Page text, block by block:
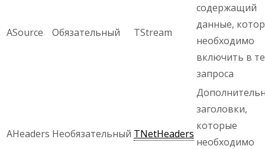
ASource Обязательный TStream
содержащий
данные,
необходимо
включить в
запроса
AHeaders Необязательный TNetHeaders
заголовки,
которые
необходимо